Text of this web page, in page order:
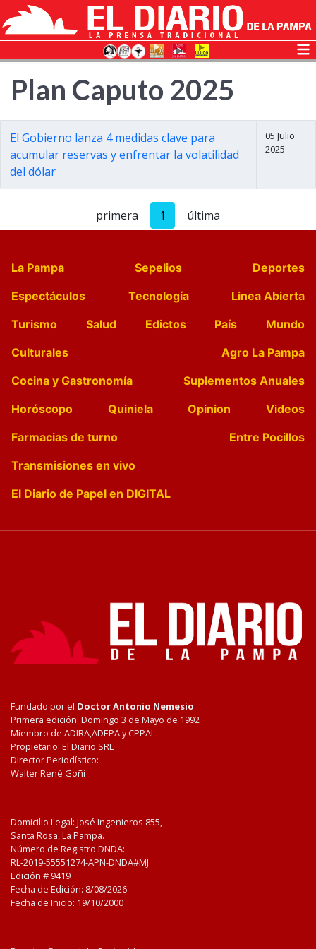
Plan Caputo 2025
El Gobierno lanza 4 medidas clave para
acumular reservas y enfrentar la volatilidad
del dólar
05 Julio
2025
primera 1 última
La Pampa Sepelios
Deportes
Espectáculos
Tecnología
Linea Abierta
Turismo
Salud Edictos País
Mundo
Culturales
Agro La Pampa
Cocina y Gastronomía
Suplementos Anuales
Horóscopo
Quiniela Opinion
Videos
Farmacias de turno
Entre Pocillos
Transmisiones en vivo
El Diario de Papel en DIGITAL
Fundado por el Doctor Antonio Nemesio
Primera edición: Domingo 3 de Mayo de 1992
Miembro de ADIRA,ADEPA y CPPAL
Propietario: El Diario SRL
Director Periodístico:
Walter René Goñi
Domicilio Legal: José Ingenieros 855,
Santa Rosa, La Pampa.
Número de Registro DNDA:
RL-2019-55551274-APN-DNDA#MJ
Edición # 9419
Fecha de Edición: 8/08/2026
Fecha de Inicio: 19/10/2000